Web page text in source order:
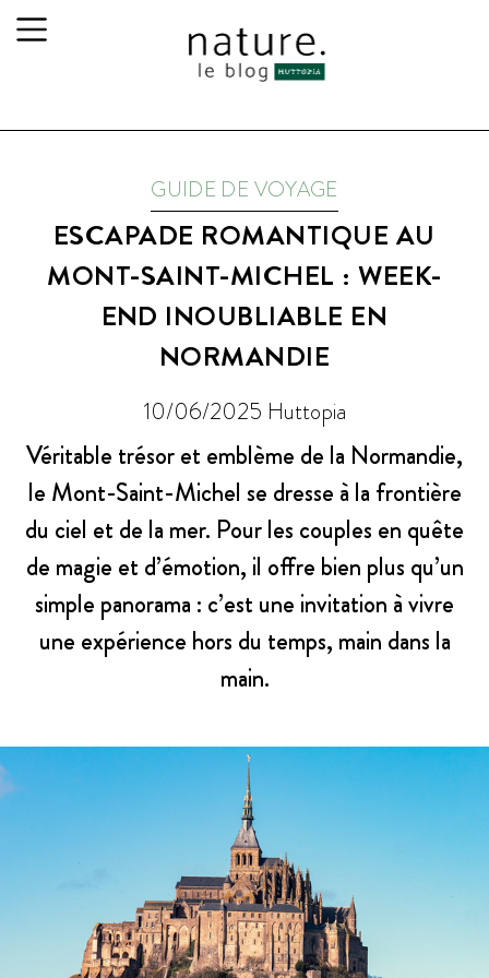
GUIDE DE VOYAGE
ESCAPADE ROMANTIQUE AU
MONT-SAINT-MICHEL : WEEK-
END INOUBLIABLE EN
NORMANDIE
10/06/2025 Huttopia
Véritable trésor et emblème de la Normandie,
le Mont-Saint-Michel se dresse à la frontière
du ciel et de la mer. Pour les couples en quête
de magie et d’émotion, il offre bien plus qu’un
simple panorama : c’est une invitation à vivre
une expérience hors du temps, main dans la
main.